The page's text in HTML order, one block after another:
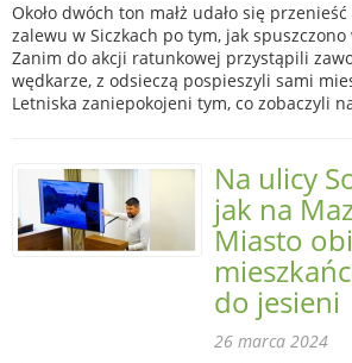
Około dwóch ton małż udało się
zalewu w Siczkach po tym, jak
Zanim do akcji ratunkowej przystąpili
wędkarze, z odsieczą pospieszyli sami
Letniska zaniepokojeni tym, co zobaczyli
Na ulicy
jak na
Miasto
do jesieni
26 marca 2024